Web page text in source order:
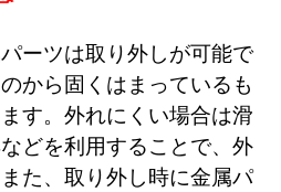
ーツは取り外しが可能で
から固くはまっているも
す。外れにくい場合は滑
どを利用することで、外
た、取り外し時に金属パ